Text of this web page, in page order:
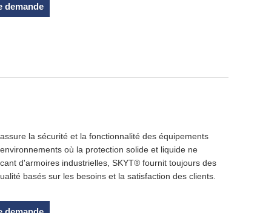
demande
la sécurité et la fonctionnalité des équipements
où la protection solide et liquide ne
d'armoires industrielles, SKYT® fournit toujours des
basés sur les besoins et la satisfaction des clients.